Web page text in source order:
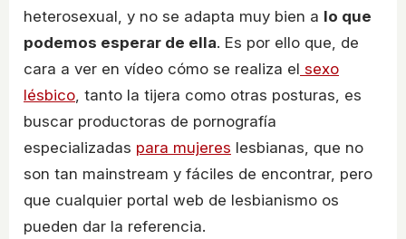
heterosexual, y no se adapta muy bien a lo que
podemos esperar de ella. Es por ello que, de
cara a ver en vídeo cómo se realiza el sexo
lésbico , tanto la tijera como otras posturas, es
buscar productoras de pornografía
especializadas para mujeres lesbianas, que no
son tan mainstream y fáciles de encontrar, pero
que cualquier portal web de lesbianismo os
pueden dar la referencia.